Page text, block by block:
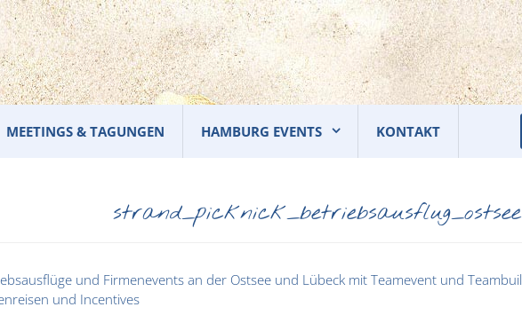
MEETINGS & TAGUNGEN HAMBURG EVENTS KONTAKT
strand_picknick_betriebsausflug_ostsee